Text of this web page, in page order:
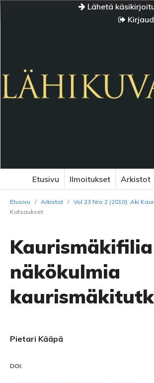
Lähetä
Etusivu Ilmoitukset Arkistot
Etusivu / Arkistot / Vol 23 Nro 2 (2010): Aki
Katsaukset
näkökulmia
Pietari Kääpä
DOI: